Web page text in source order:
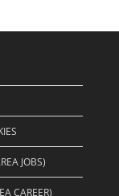
JOBS)
CAREER)